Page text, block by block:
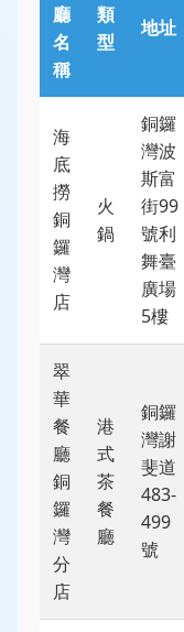
廳
名
稱
類
型
地址
海
底
撈
銅
鑼
灣
店
火
鍋
銅鑼
灣波
斯富
街99
號利
舞臺
廣場
5樓
翠
華
餐
廳
銅
鑼
灣
分
店
港
式
茶
餐
廳
銅鑼
灣謝
斐道
483-
499
號